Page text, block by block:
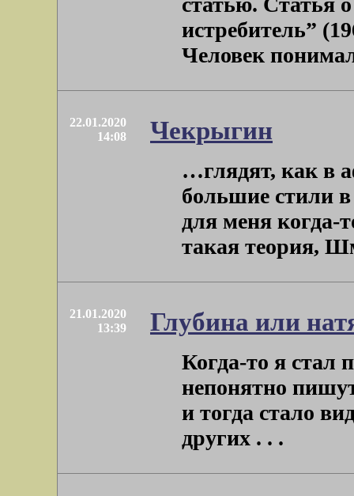
истребитель”
Человек
22.01.2020
14:08
Чекрыгин
…глядят, как в
большие стили
для меня когда-
такая теория,
21.01.2020
13:39
Глубина или
Когда-то я стал
непонятно
и тогда стало
других . . .